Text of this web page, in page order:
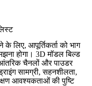
लिए, आपूर्तिकर्ता को भाग
होगा। 3D मॉडल बिल्ड
आंतरिक चैनलों और पाउडर
सामग्री, सहनशीलता,
आवश्यकताओं की पुष्टि